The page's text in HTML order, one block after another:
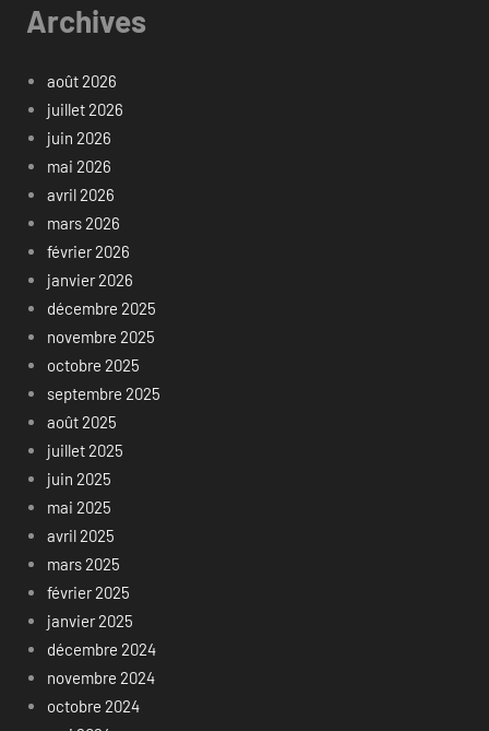
Archives
août 2026
juillet 2026
juin 2026
mai 2026
avril 2026
mars 2026
février 2026
janvier 2026
décembre 2025
novembre 2025
octobre 2025
septembre 2025
août 2025
juillet 2025
juin 2025
mai 2025
avril 2025
mars 2025
février 2025
janvier 2025
décembre 2024
novembre 2024
octobre 2024